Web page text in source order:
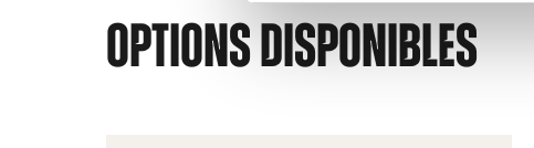
OPTIONS DISPONIBLES